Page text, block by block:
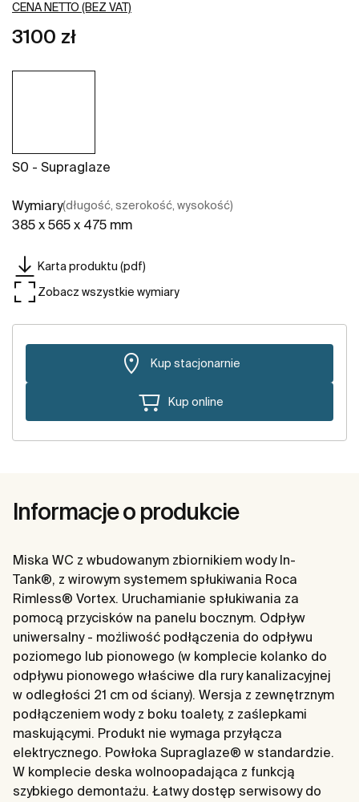
CENA NETTO (BEZ VAT)
3100 zł
S0 - Supraglaze
Wymiary(długość, szerokość, wysokość)
385 x 565 x 475 mm
Karta produktu (pdf)
Zobacz wszystkie wymiary
Kup stacjonarnie
Kup online
Informacje o produkcie
Miska WC z wbudowanym zbiornikiem wody In-
Tank®, z wirowym systemem spłukiwania Roca
Rimless® Vortex. Uruchamianie spłukiwania za
pomocą przycisków na panelu bocznym. Odpływ
uniwersalny - możliwość podłączenia do odpływu
poziomego lub pionowego (w komplecie kolanko do
odpływu pionowego właściwe dla rury kanalizacyjnej
w odległości 21 cm od ściany). Wersja z zewnętrznym
podłączeniem wody z boku toalety, z zaślepkami
maskującymi. Produkt nie wymaga przyłącza
elektrycznego. Powłoka Supraglaze® w standardzie.
W komplecie deska wolnoopadająca z funkcją
szybkiego demontażu. Łatwy dostęp serwisowy do